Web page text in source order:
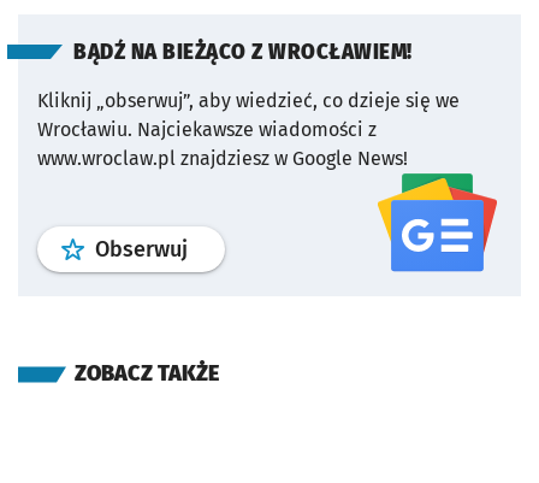
BĄDŹ NA BIEŻĄCO Z WROCŁAWIEM!
Kliknij „obserwuj”, aby wiedzieć, co dzieje się we
Wrocławiu. Najciekawsze wiadomości z
www.wroclaw.pl znajdziesz w Google News!
Obserwuj profil serwisu
ZOBACZ TAKŻE